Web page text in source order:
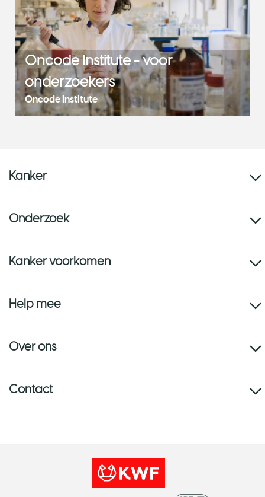
Oncode Institute - voor
onderzoekers
Oncode Institute
Kanker
Onderzoek
Kanker voorkomen
Help mee
Over ons
Contact